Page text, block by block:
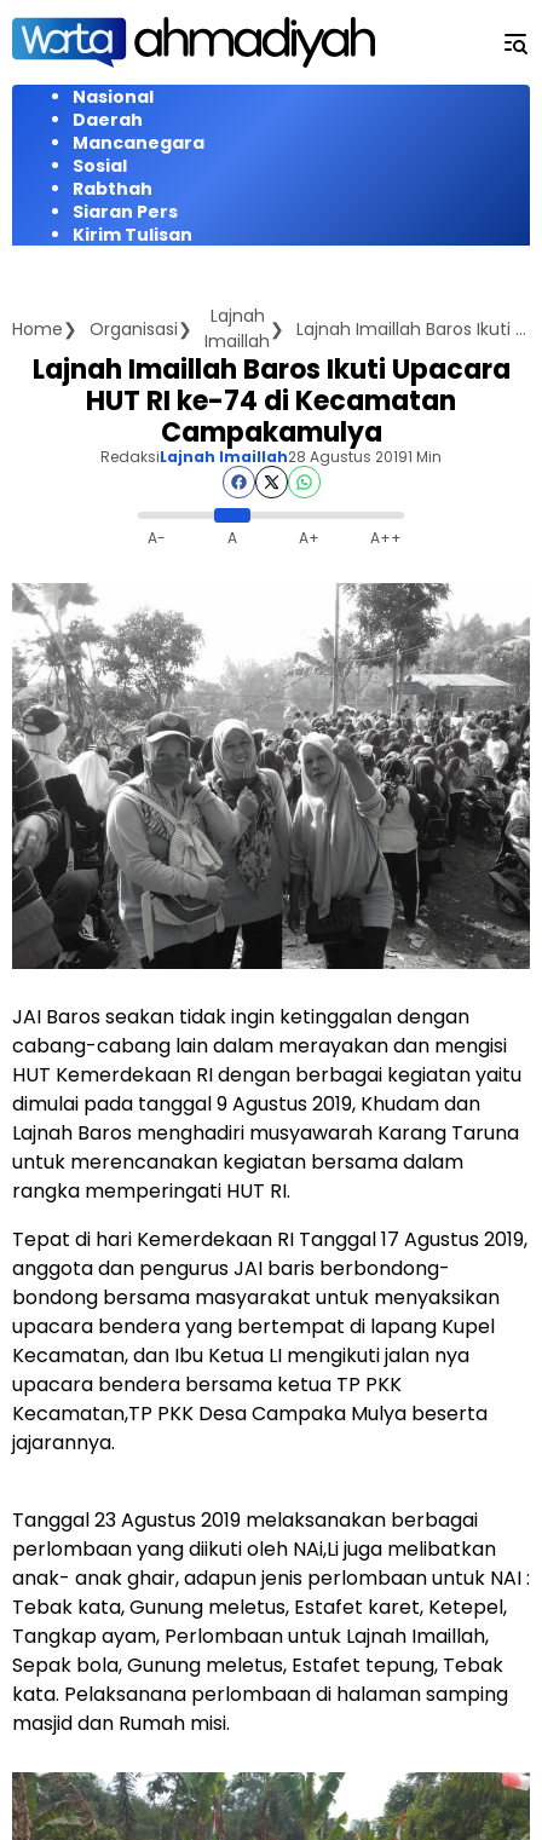
Langsung
konten
Nasional
Daerah
Mancanegara
Sosial
Rabthah
Siaran Pers
Kirim Tulisan
Home Organisasi
Lajnah
Imaillah
Lajnah Imaillah Baros Ikuti Upacara HUT RI ke-74 di Kecamatan Campakamulya
Lajnah Imaillah Baros Ikuti Upacara
HUT RI ke-74 di Kecamatan
Campakamulya
RedaksiLajnah Imaillah28 Agustus 20191 Min
A- A A+ A++
JAI Baros seakan tidak ingin ketinggalan dengan
cabang-cabang lain dalam merayakan dan mengisi
HUT Kemerdekaan RI dengan berbagai kegiatan yaitu
dimulai pada tanggal 9 Agustus 2019, Khudam dan
Lajnah Baros menghadiri musyawarah Karang Taruna
untuk merencanakan kegiatan bersama dalam
rangka memperingati HUT RI.
Tepat di hari Kemerdekaan RI Tanggal 17 Agustus 2019,
anggota dan pengurus JAI baris berbondong-
bondong bersama masyarakat untuk menyaksikan
upacara bendera yang bertempat di lapang Kupel
Kecamatan, dan Ibu Ketua LI mengikuti jalan nya
upacara bendera bersama ketua TP PKK
Kecamatan,TP PKK Desa Campaka Mulya beserta
jajarannya.
Tanggal 23 Agustus 2019 melaksanakan berbagai
perlombaan yang diikuti oleh NAi,Li juga melibatkan
anak- anak ghair, adapun jenis perlombaan untuk NAI :
Tebak kata, Gunung meletus, Estafet karet, Ketepel,
Tangkap ayam, Perlombaan untuk Lajnah Imaillah,
Sepak bola, Gunung meletus, Estafet tepung, Tebak
kata. Pelaksanana perlombaan di halaman samping
masjid dan Rumah misi.